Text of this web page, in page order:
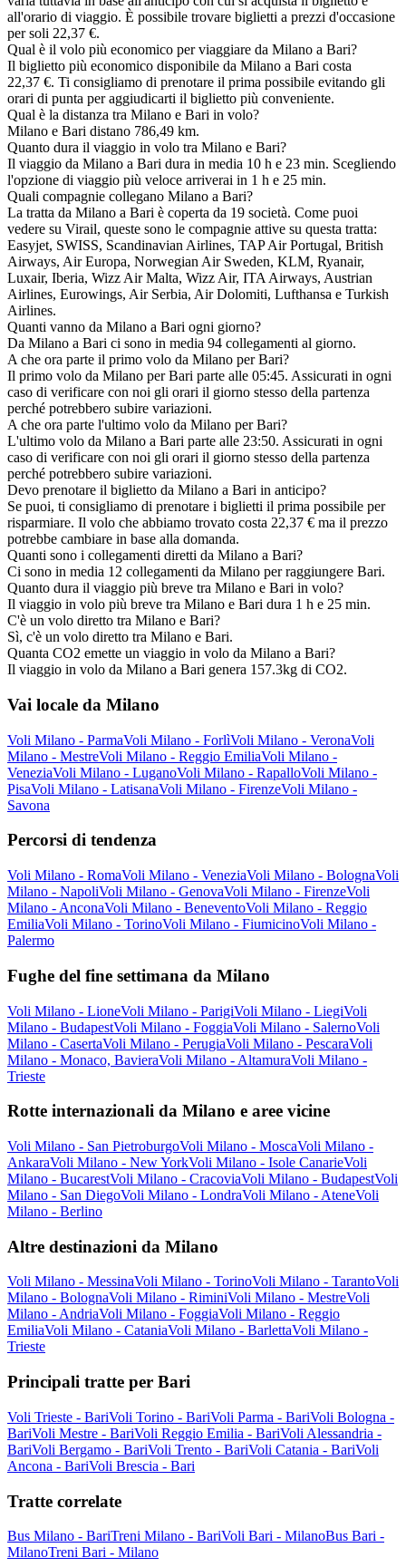
all'orario di viaggio. È possibile trovare biglietti a prezzi d'occasione
per soli 22,37 €.
Qual è il volo più economico per viaggiare da Milano a Bari?
Il biglietto più economico disponibile da Milano a Bari costa
22,37 €. Ti consigliamo di prenotare il prima possibile evitando gli
orari di punta per aggiudicarti il biglietto più conveniente.
Qual è la distanza tra Milano e Bari in volo?
Milano e Bari distano 786,49 km.
Quanto dura il viaggio in volo tra Milano e Bari?
Il viaggio da Milano a Bari dura in media 10 h e 23 min. Scegliendo
l'opzione di viaggio più veloce arriverai in 1 h e 25 min.
Quali compagnie collegano Milano a Bari?
La tratta da Milano a Bari è coperta da 19 società. Come puoi
vedere su Virail, queste sono le compagnie attive su questa tratta:
Easyjet, SWISS, Scandinavian Airlines, TAP Air Portugal, British
Airways, Air Europa, Norwegian Air Sweden, KLM, Ryanair,
Luxair, Iberia, Wizz Air Malta, Wizz Air, ITA Airways, Austrian
Airlines, Eurowings, Air Serbia, Air Dolomiti, Lufthansa e Turkish
Airlines.
Quanti vanno da Milano a Bari ogni giorno?
Da Milano a Bari ci sono in media 94 collegamenti al giorno.
A che ora parte il primo volo da Milano per Bari?
Il primo volo da Milano per Bari parte alle 05:45. Assicurati in ogni
caso di verificare con noi gli orari il giorno stesso della partenza
perché potrebbero subire variazioni.
A che ora parte l'ultimo volo da Milano per Bari?
L'ultimo volo da Milano a Bari parte alle 23:50. Assicurati in ogni
caso di verificare con noi gli orari il giorno stesso della partenza
perché potrebbero subire variazioni.
Devo prenotare il biglietto da Milano a Bari in anticipo?
Se puoi, ti consigliamo di prenotare i biglietti il prima possibile per
risparmiare. Il volo che abbiamo trovato costa 22,37 € ma il prezzo
potrebbe cambiare in base alla domanda.
Quanti sono i collegamenti diretti da Milano a Bari?
Ci sono in media 12 collegamenti da Milano per raggiungere Bari.
Quanto dura il viaggio più breve tra Milano e Bari in volo?
Il viaggio in volo più breve tra Milano e Bari dura 1 h e 25 min.
C'è un volo diretto tra Milano e Bari?
Sì, c'è un volo diretto tra Milano e Bari.
Quanta CO2 emette un viaggio in volo da Milano a Bari?
Il viaggio in volo da Milano a Bari genera 157.3kg di CO2.
Vai locale da Milano
Voli Milano - ParmaVoli Milano - ForlìVoli Milano - VeronaVoli
Milano - MestreVoli Milano - Reggio EmiliaVoli Milano -
VeneziaVoli Milano - LuganoVoli Milano - RapalloVoli Milano -
PisaVoli Milano - LatisanaVoli Milano - FirenzeVoli Milano -
Savona
Percorsi di tendenza
Voli Milano - RomaVoli Milano - VeneziaVoli Milano - BolognaVoli
Milano - NapoliVoli Milano - GenovaVoli Milano - FirenzeVoli
Milano - AnconaVoli Milano - BeneventoVoli Milano - Reggio
EmiliaVoli Milano - TorinoVoli Milano - FiumicinoVoli Milano -
Palermo
Fughe del fine settimana da Milano
Voli Milano - LioneVoli Milano - ParigiVoli Milano - LiegiVoli
Milano - BudapestVoli Milano - FoggiaVoli Milano - SalernoVoli
Milano - CasertaVoli Milano - PerugiaVoli Milano - PescaraVoli
Milano - Monaco, BavieraVoli Milano - AltamuraVoli Milano -
Trieste
Rotte internazionali da Milano e aree vicine
Voli Milano - San PietroburgoVoli Milano - MoscaVoli Milano -
AnkaraVoli Milano - New YorkVoli Milano - Isole CanarieVoli
Milano - BucarestVoli Milano - CracoviaVoli Milano - BudapestVoli
Milano - San DiegoVoli Milano - LondraVoli Milano - AteneVoli
Milano - Berlino
Altre destinazioni da Milano
Voli Milano - MessinaVoli Milano - TorinoVoli Milano - TarantoVoli
Milano - BolognaVoli Milano - RiminiVoli Milano - MestreVoli
Milano - AndriaVoli Milano - FoggiaVoli Milano - Reggio
EmiliaVoli Milano - CataniaVoli Milano - BarlettaVoli Milano -
Trieste
Principali tratte per Bari
Voli Trieste - BariVoli Torino - BariVoli Parma - BariVoli Bologna -
BariVoli Mestre - BariVoli Reggio Emilia - BariVoli Alessandria -
BariVoli Bergamo - BariVoli Trento - BariVoli Catania - BariVoli
Ancona - BariVoli Brescia - Bari
Tratte correlate
Bus Milano - BariTreni Milano - BariVoli Bari - MilanoBus Bari -
MilanoTreni Bari - Milano